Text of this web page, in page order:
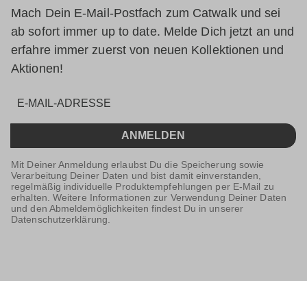
Mach Dein E-Mail-Postfach zum Catwalk und sei
ab sofort immer up to date. Melde Dich jetzt an und
erfahre immer zuerst von neuen Kollektionen und
Aktionen!
ANMELDEN
Mit Deiner Anmeldung erlaubst Du die Speicherung sowie
Verarbeitung Deiner Daten und bist damit einverstanden,
regelmäßig individuelle Produktempfehlungen per E-Mail zu
erhalten. Weitere Informationen zur Verwendung Deiner Daten
und den Abmeldemöglichkeiten findest Du in unserer
Datenschutzerklärung.